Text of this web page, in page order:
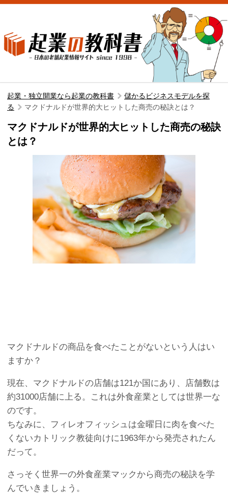
起業・独立開業なら起業の教科書
儲かるビジネスモデルを探
る
マクドナルドが世界的大ヒットした商売の秘訣とは？
マクドナルドが世界的大ヒットした商売の秘訣
とは？
マクドナルドの商品を食べたことがないという人はい
ますか？
現在、マクドナルドの店舗は121か国にあり、店舗数は
約31000店舗に上る。これは外食産業としては世界一な
のです。
ちなみに、フィレオフィッシュは金曜日に肉を食べた
くないカトリック教徒向けに1963年から発売されたん
だって。
さっそく世界一の外食産業マックから商売の秘訣を学
んでいきましょう。